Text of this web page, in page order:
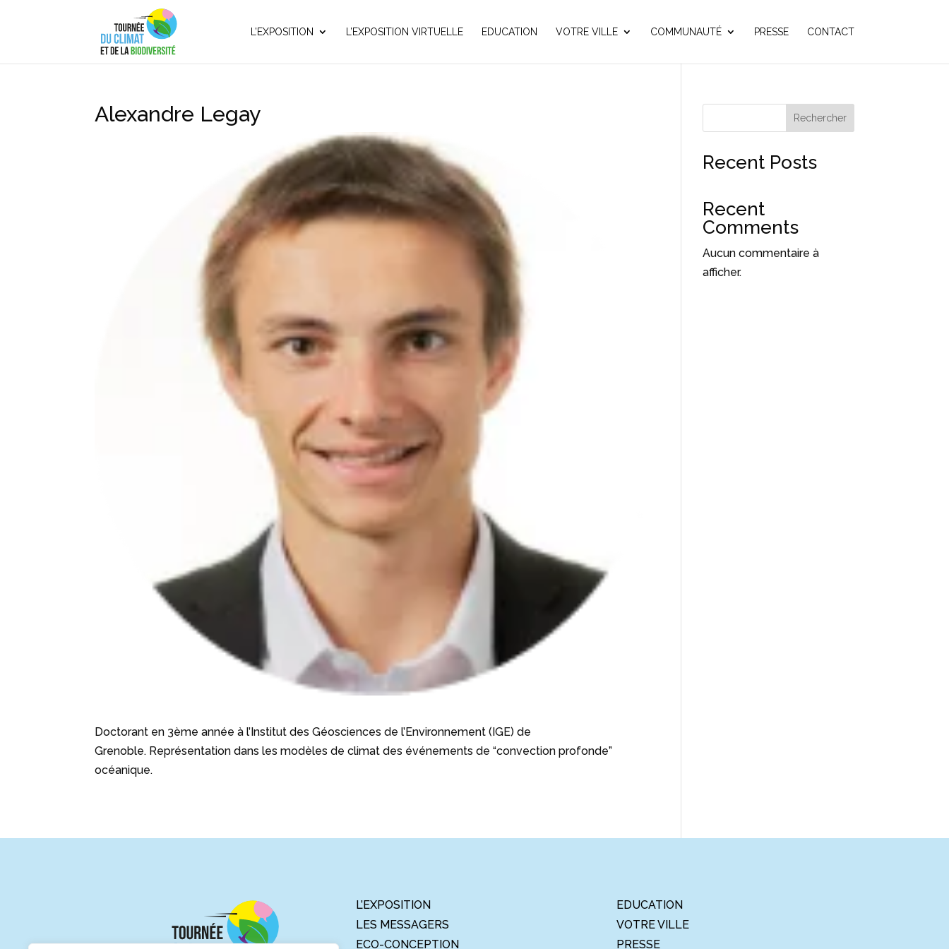
L’EXPOSITION L’EXPOSITION VIRTUELLE EDUCATION VOTRE VILLE COMMUNAUTÉ PRESSE CONTACT
Alexandre Legay
Doctorant en 3ème année à l’Institut des Géosciences de l’Environnement (IGE) de
Grenoble. Représentation dans les modèles de climat des événements de “convection profonde”
océanique.
Rechercher
Recent Posts
Recent
Comments
Aucun commentaire à
afficher.
L’EXPOSITION
LES MESSAGERS
ECO-CONCEPTION
EDUCATION
VOTRE VILLE
PRESSE